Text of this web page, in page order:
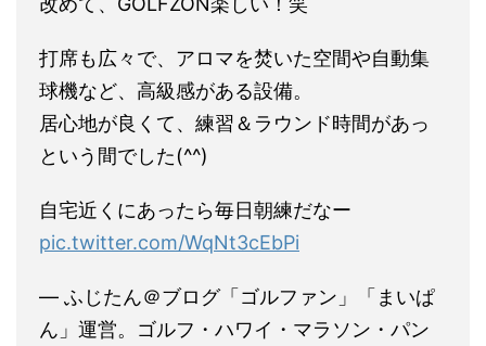
打席も広々で、アロマを焚いた空間や自動集
球機など、高級感がある設備。
居心地が良くて、練習＆ラウンド時間があっ
という間でした(^^)
自宅近くにあったら毎日朝練だなー
pic.twitter.com/WqNt3cEbPi
— ふじたん＠ブログ「ゴルファン」「まいぱ
ん」運営。ゴルフ・ハワイ・マラソン・パン